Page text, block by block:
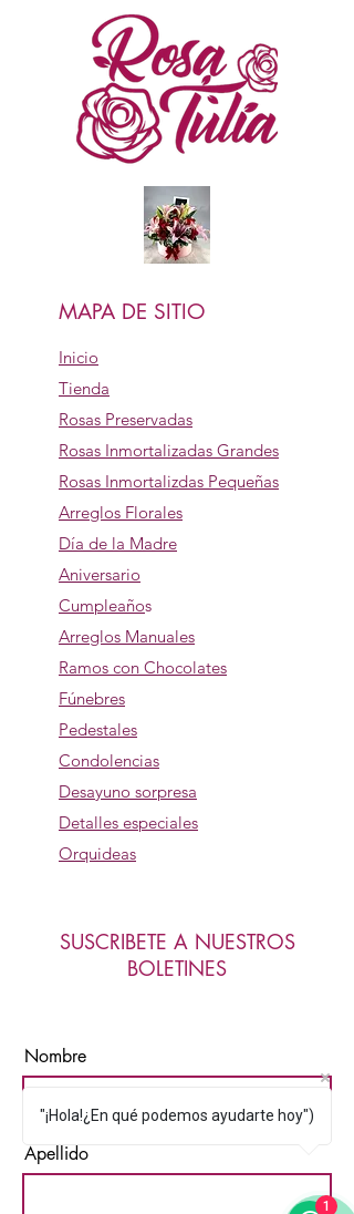
MAPA DE SITIO
Inicio
Tienda
Rosas Preservadas
Rosas Inmortalizadas Grandes
Rosas Inmortalizdas Pequeñas
Arreglos Florales
Día de la Madre
Aniversario
Cumpleaños
Arreglos Manuales
Ramos con Chocolates
Fúnebres
Pedestales
Condolencias
Desayuno sorpresa
Detalles especiales
Orquideas
SUSCRIBETE A NUESTROS
BOLETINES
Nombre
Apellido
"¡Hola!¿En qué podemos ayudarte hoy")
1